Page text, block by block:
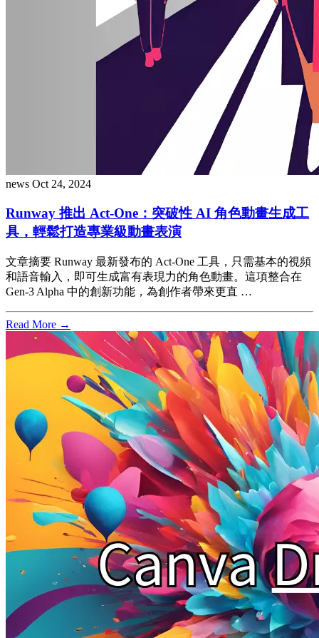
news Oct 24, 2024
Runway 推出 Act-One：突破性 AI 角色動畫生成工
具，輕鬆打造專業級動畫表演
文章摘要 Runway 最新發布的 Act-One 工具，只需基本的視頻
和語音輸入，即可生成富有表現力的角色動畫。這項整合在
Gen-3 Alpha 中的創新功能，為創作者帶來更直 …
Read More →